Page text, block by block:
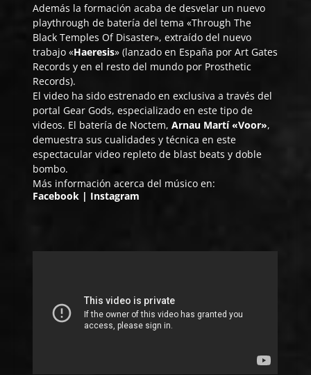
Además la formación acaba de desvelar un nuevo
playthrough de batería del tema «Through The
Black Temples Of Disaster», extraído del nuevo
trabajo «Haeresis» (lanzado en España por Art Gates
Records y en el resto del mundo por Prosthetic
Records).
El video ha sido estrenado en exclusiva a través del
portal Gear Gods, especializado en este tipo de
videos. El batería de Noctem,Arnau Martí «Voor»,
demuestra sus cualidades y técnica en este
espectacular video repleto de blast beats y doble
bombo.
Más información acerca del músico en:
Facebook | Instagram